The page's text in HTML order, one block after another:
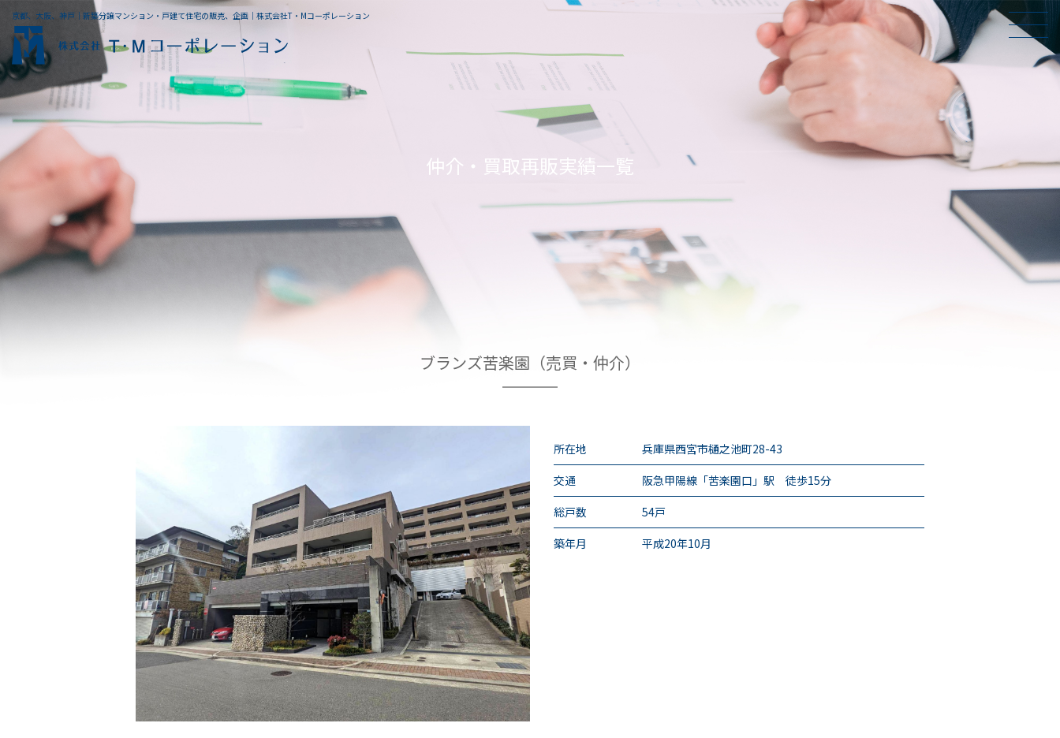
京都、大阪、神戸｜新築分譲マンション・戸建て住宅の販売、企画｜株式会社T・Mコーポレーション
仲介・買取再販実績一覧
ブランズ苦楽園（売買・仲介）
所在地
兵庫県西宮市樋之池町28-43
交通
阪急甲陽線「苦楽園口」駅 徒歩15分
総戸数
54戸
築年月
平成20年10月